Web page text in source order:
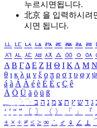
누르시면됩니다.
北京 을 입력하시려
시면 됩니다.
ㅥ ㅦ ㅧ ㅨ ㅩ ㅪ ㅫ ㅬ ㅭ
ㅺ ㅻ ㅼ ㅽ ㅾ ㅿ ㆀ ㆁ ㆂ
Α Β ΓΔ Ε Ζ Η Θ Ι ΚΛ Μ Ν
θ ι κ λ μ ν ξ ο π ρ σ τ υ φ χ ψ
á à Á À é è É È ç Ç ê
Ä Ö Ü ä ö ü ß
ִֶֹ ֻּ ׁׂ ג ד ש ץ ת צ מ נ ה ב
‘ ’ “ ” 〔 〕 〈 〉 「 」 『
± × ÷ ≠ ≤ ≥ ∞ ∴ ♂ ♀ ∠ ⊥